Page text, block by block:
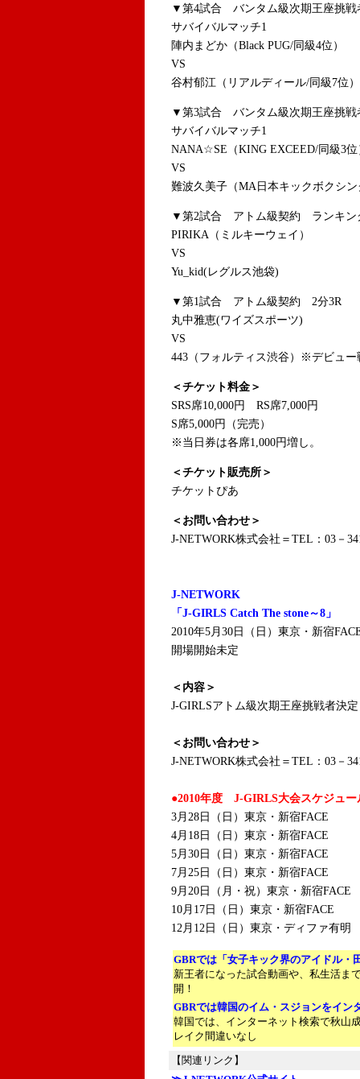
▼第4試合 バンタム級次期王座挑
サバイバルマッチ1
陣内まどか（Black PUG/同級4位）
VS
谷村郁江（リアルディール/同級7位）
▼第3試合 バンタム級次期王座挑
サバイバルマッチ1
NANA☆SE（KING EXCEED/同級3位
VS
難波久美子（MA日本キックボクシ
▼第2試合 アトム級契約 ランキン
PIRIKA（ミルキーウェイ）
VS
Yu_kid(レグルス池袋)
▼第1試合 アトム級契約 2分3R
丸中雅恵(ワイズスポーツ)
VS
443（フォルティス渋谷）※デビュー
＜チケット料金＞
SRS席10,000円 RS席7,000円
S席5,000円（完売）
※当日券は各席1,000円増し。
＜チケット販売所＞
チケットぴあ
＜お問い合わせ＞
J-NETWORK株式会社＝TEL：03－
J-NETWORK
「J-GIRLS Catch The stone～8」
2010年5月30日（日）東京・新宿
開場開始未定
＜内容＞
J-GIRLSアトム級次期王座挑戦者決
＜お問い合わせ＞
J-NETWORK株式会社＝TEL：03－
●2010年度 J-GIRLS大会スケジュー
3月28日（日）東京・新宿FACE
4月18日（日）東京・新宿FACE
5月30日（日）東京・新宿FACE
7月25日（日）東京・新宿FACE
9月20日（月・祝）東京・新宿FACE
10月17日（日）東京・新宿FACE
12月12日（日）東京・ディファ有明
GBRでは「女子キック界のアイドル・
新王者になった試合動画や、私生活ま
開！
GBRでは韓国のイム・スジョンをイン
韓国では、インターネット検索で秋山
レイク間違いなし
【関連リンク】